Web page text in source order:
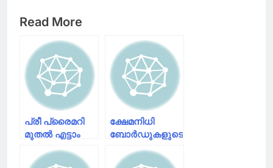
Read More
പ്രീ പ്രൈമറി
മുതൽ എട്ടാം
വരെയുള്ള
ക്ഷേമനിധി
ബോർഡുകളുടെ
എണ്ണം 16ൽ
നിന്ന് 11 ആയി